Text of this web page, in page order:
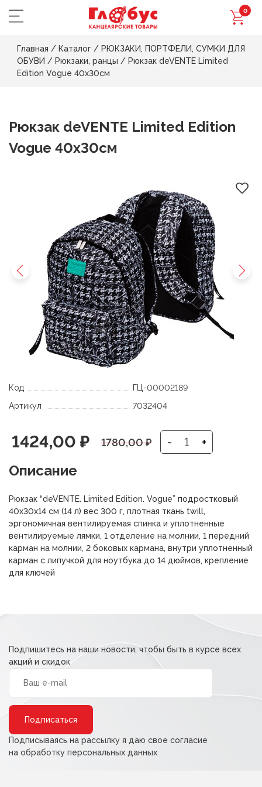
0
Главная / Каталог / РЮКЗАКИ, ПОРТФЕЛИ, СУМКИ ДЛЯ
ОБУВИ / Рюкзаки, ранцы / Рюкзак deVENTE Limited
Edition Vogue 40х30см
Рюкзак deVENTE Limited Edition
Vogue 40х30см
Код
ГЦ-00002189
Артикул
7032404
1780,00₽
Первоначальная
цена
составляла
1780,00 ₽.
1424,00 ₽
Текущая
цена:
1424,00 ₽.
- +
Описание
Рюкзак “deVENTE. Limited Edition. Vogue” подростковый
40x30x14 см (14 л) вес 300 г, плотная ткань twill,
эргономичная вентилируемая спинка и уплотненные
вентилируемые лямки, 1 отделение на молнии, 1 передний
карман на молнии, 2 боковых кармана, внутри уплотненный
карман с липучкой для ноутбука до 14 дюймов, крепление
для ключей
Подпишитесь на наши новости, чтобы быть в курсе всех
акций и скидок
Подписываясь на рассылку я даю свое согласие
на обработку персональных данных